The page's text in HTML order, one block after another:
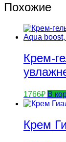
Похожие
Крем-
1766₽ В
Крем